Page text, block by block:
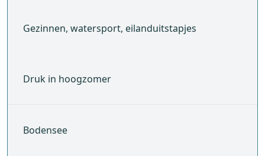
Gezinnen, watersport, eilanduitstapjes
Druk in hoogzomer
Bodensee